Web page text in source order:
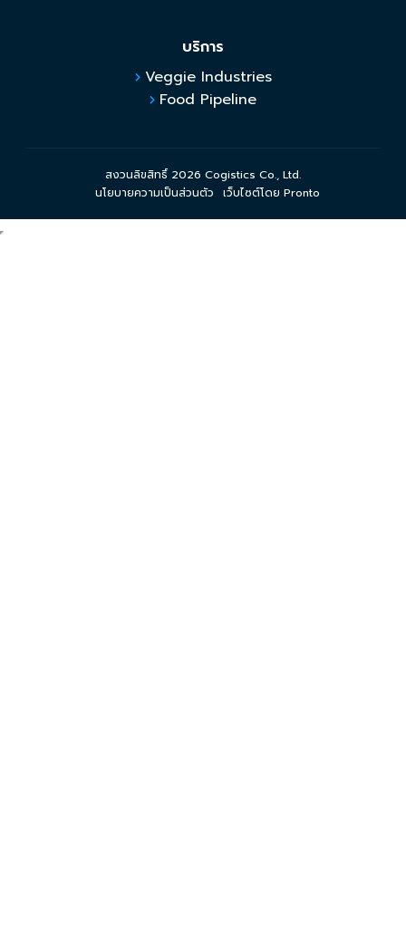
บริการ
Veggie Industries
Food Pipeline
สงวนลิขสิทธิ์ 2026 Cogistics Co., Ltd.
นโยบายความเป็นส่วนตัว
เว็บไซต์โดย Pronto